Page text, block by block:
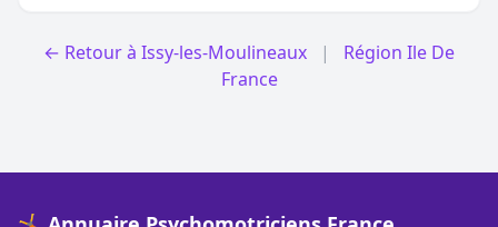
← Retour à Issy-les-Moulineaux |
Région Ile De
France